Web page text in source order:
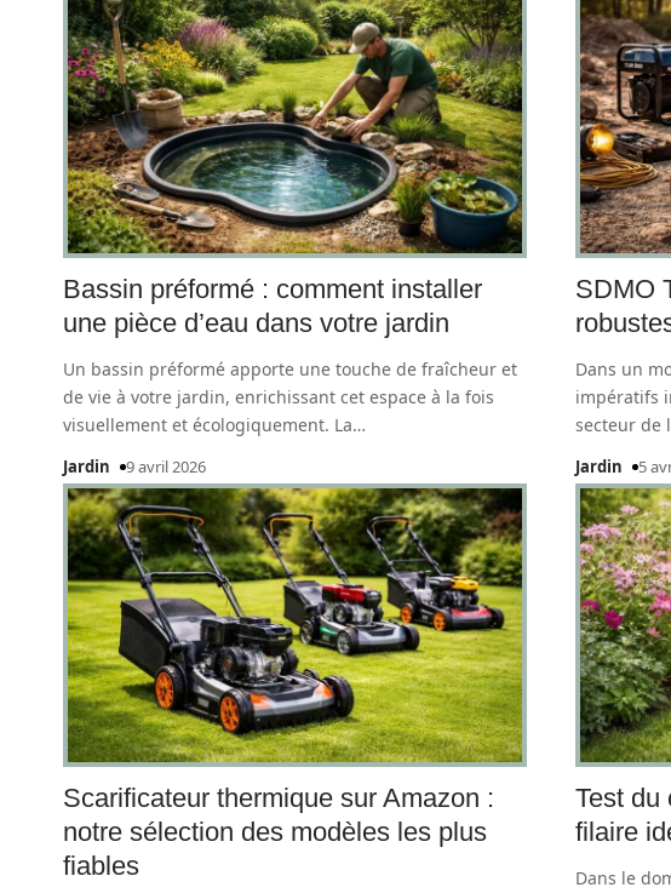
Bassin préformé : comment installer
une pièce d’eau dans votre jardin
Un bassin préformé apporte une touche de fraîcheur et
de vie à votre jardin, enrichissant cet espace à la fois
visuellement et écologiquement. La…
Jardin 9 avril 2026
SDMO
Dans un
impératifs
secteur de
Jardin 5
Scarificateur thermique sur Amazon :
notre sélection des modèles les plus
fiables
Test du
filaire
Dans le